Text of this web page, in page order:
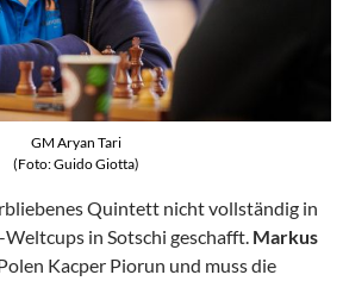
GM Aryan Tari
(Foto: Guido Giotta)
Quintett nicht vollständig in
Weltcups in Sotschi geschafft. Markus
Kacper Piorun und muss die